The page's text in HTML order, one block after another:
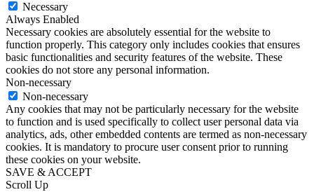
Necessary
Always Enabled
Necessary cookies are absolutely essential for the website to
function properly. This category only includes cookies that ensures
basic functionalities and security features of the website. These
cookies do not store any personal information.
Non-necessary
Non-necessary
Any cookies that may not be particularly necessary for the website
to function and is used specifically to collect user personal data via
analytics, ads, other embedded contents are termed as non-necessary
cookies. It is mandatory to procure user consent prior to running
these cookies on your website.
SAVE & ACCEPT
Scroll Up